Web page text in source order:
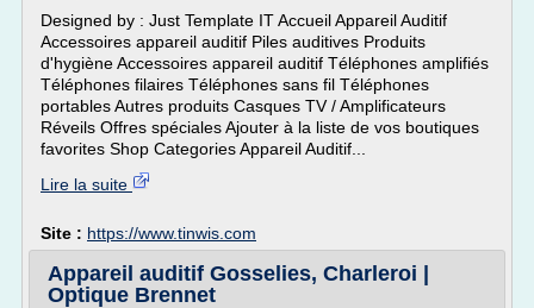
Designed by : Just Template IT Accueil Appareil Auditif
Accessoires appareil auditif Piles auditives Produits
d'hygiène Accessoires appareil auditif Téléphones amplifiés
Téléphones filaires Téléphones sans fil Téléphones
portables Autres produits Casques TV / Amplificateurs
Réveils Offres spéciales Ajouter à la liste de vos boutiques
favorites Shop Categories Appareil Auditif...
Lire la suite
Site : https://www.tinwis.com
Appareil auditif Gosselies, Charleroi |
Optique Brennet